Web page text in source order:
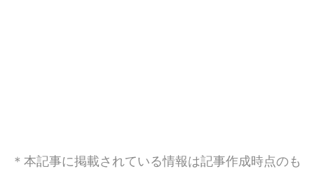
＊本記事に掲載されている情報は記事作成時点のも